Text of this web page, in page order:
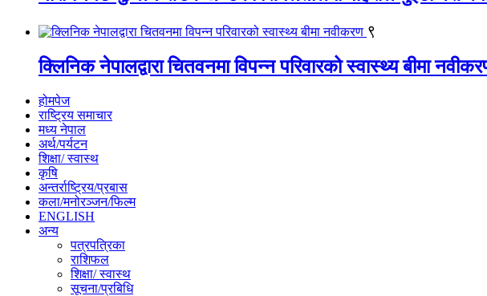
९
क्लिनिक नेपालद्वारा चितवनमा विपन्न परिवारको स्वास्थ्य बीमा
होमपेज
राष्ट्रिय समाचार
मध्य नेपाल
अर्थ/पर्यटन
शिक्षा/ स्वास्थ
कृषि
अन्तर्राष्ट्रिय/प्रबास
कला/मनोरञ्जन/फिल्म
ENGLISH
अन्य
पत्रपत्रिका
राशिफल
शिक्षा/ स्वास्थ
सूचना/प्रबिधि